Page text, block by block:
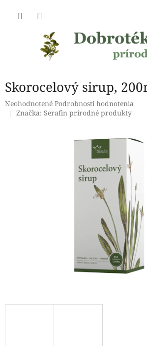
Skorocelový sirup,
Priemerné
hodnotenie
Neohodnotené Podrobnosti hodnotenia
Značka: Serafin prírodné produkty